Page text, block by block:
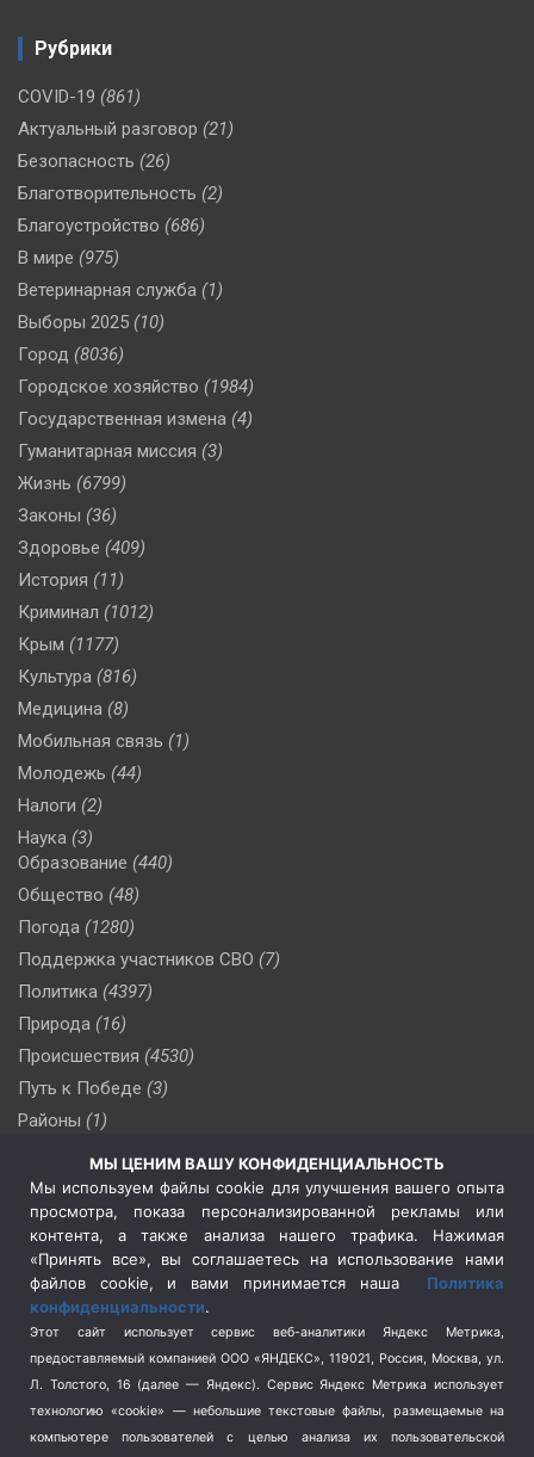
Рубрики
COVID-19 (861)
Актуальный разговор (21)
Безопасность (26)
Благотворительность (2)
Благоустройство (686)
В мире (975)
Ветеринарная служба (1)
Выборы 2025 (10)
Город (8036)
Городское хозяйство (1984)
Государственная измена (4)
Гуманитарная миссия (3)
Жизнь (6799)
Законы (36)
Здоровье (409)
История (11)
Криминал (1012)
Крым (1177)
Культура (816)
Медицина (8)
Мобильная связь (1)
Молодежь (44)
Налоги (2)
Наука (3)
Образование (440)
Общество (48)
Погода (1280)
Поддержка участников СВО (7)
Политика (4397)
Природа (16)
Происшествия (4530)
Путь к Победе (3)
Районы (1)
(510)
Сельское хозяйство (3)
Социальная политика
(3)
Спецоперация в Украине
Спецоперация на Украине
(404)
Спорт (740)
Терроризм (1)
Транспорт (262)
Туризм (178)
МЫ ЦЕНИМ ВАШУ КОНФИДЕНЦИАЛЬНОСТЬ
Мы используем файлы cookie для улучшения вашего опыта
просмотра, показа персонализированной рекламы или
контента, а также анализа нашего трафика. Нажимая
«Принять все», вы соглашаетесь на использование нами
файлов cookie, и вами принимается наша Политика
конфиденциальности.
Этот сайт использует сервис веб-аналитики Яндекс Метрика,
предоставляемый компанией ООО «ЯНДЕКС», 119021, Россия, Москва, ул.
Л. Толстого, 16 (далее — Яндекс). Сервис Яндекс Метрика использует
технологию «cookie» — небольшие текстовые файлы, размещаемые на
компьютере пользователей с целью анализа их пользовательской